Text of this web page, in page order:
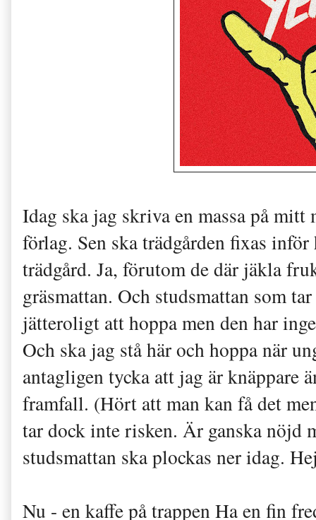
Idag ska jag skriva en massa på
förlag. Sen ska trädgården fixas
trädgård. Ja, förutom de där jäkla
gräsmattan. Och studsmattan som
jätteroligt att hoppa men den har
Och ska jag stå här och hoppa när
antagligen tycka att jag är knäppare
framfall. (Hört att man kan få det
tar dock inte risken. Är ganska nöjd
studsmattan ska plockas ner idag.
Nu - en kaffe på trappen Ha en fin